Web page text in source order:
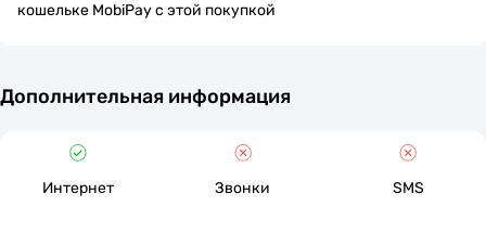
кошельке MobiPay с этой покупкой
Дополнительная информация
Интернет Звонки SMS